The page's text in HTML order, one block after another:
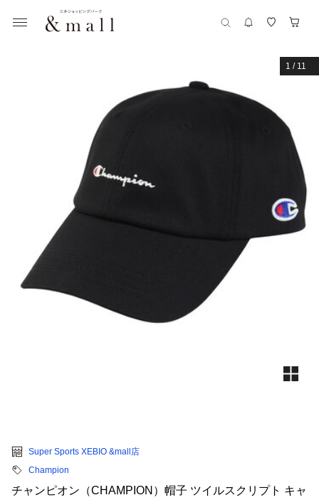
1 / 11
Super Sports XEBIO &mall店
Champion
チャンピオン（CHAMPION）帽子 ツイルスクリプト キャ